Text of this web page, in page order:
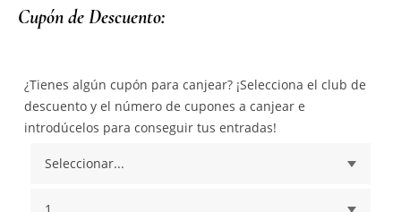
Cupón de Descuento:
¿Tienes algún cupón para canjear? ¡Selecciona el club de
descuento y el número de cupones a canjear e
introdúcelos para conseguir tus entradas!